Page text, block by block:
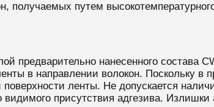
получаемых путем
предварительно нанесенного состава
в направлении волокон. Поскольку в
ленты. Не допускается
присутствия адгезива. Излишки